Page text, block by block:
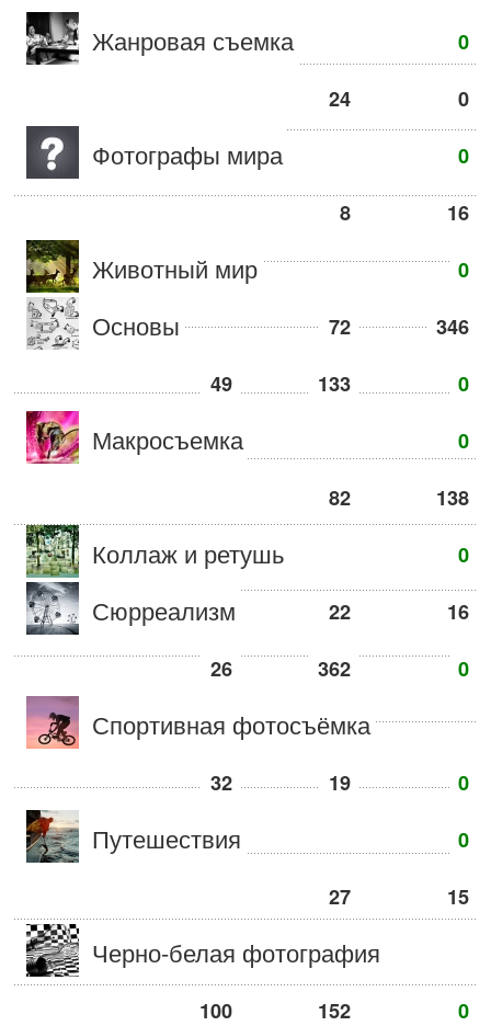
Жанровая съемка
0
0
24
Фотографы мира
0
16
8
Животный мир
0
346
72
Основы
0
133
49
Макросъемка
0
138
82
Коллаж и ретушь
0
16
22
Сюрреализм
0
362
26
Спортивная фотосъёмка
0
19
32
Путешествия
0
15
27
Черно-белая фотография
0
152
100